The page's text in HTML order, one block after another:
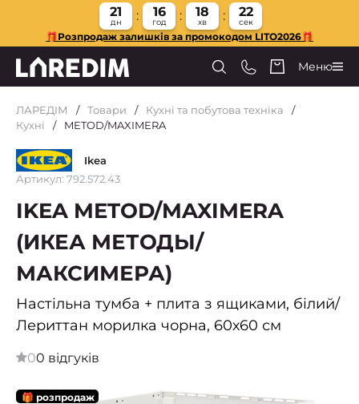
21
дн
16
год
18
хв
21
сек
🎁Розпродаж залишків за промокодом LITO2026🎁
Меню
ЛАРЕДІМ Товари
Кухні та побутова техніка
Кухні
METOD/MAXIMERA
Ikea
Артикул: 792.572.43
IKEA METOD/MAXIMERA
(ИКЕА МЕТОДЫ/
МАКСИМЕРА)
Настільна тумба + плита з ящиками, білий/
Лериттан морилка чорна, 60х60 см
00 відгуків
🎁 розпродаж